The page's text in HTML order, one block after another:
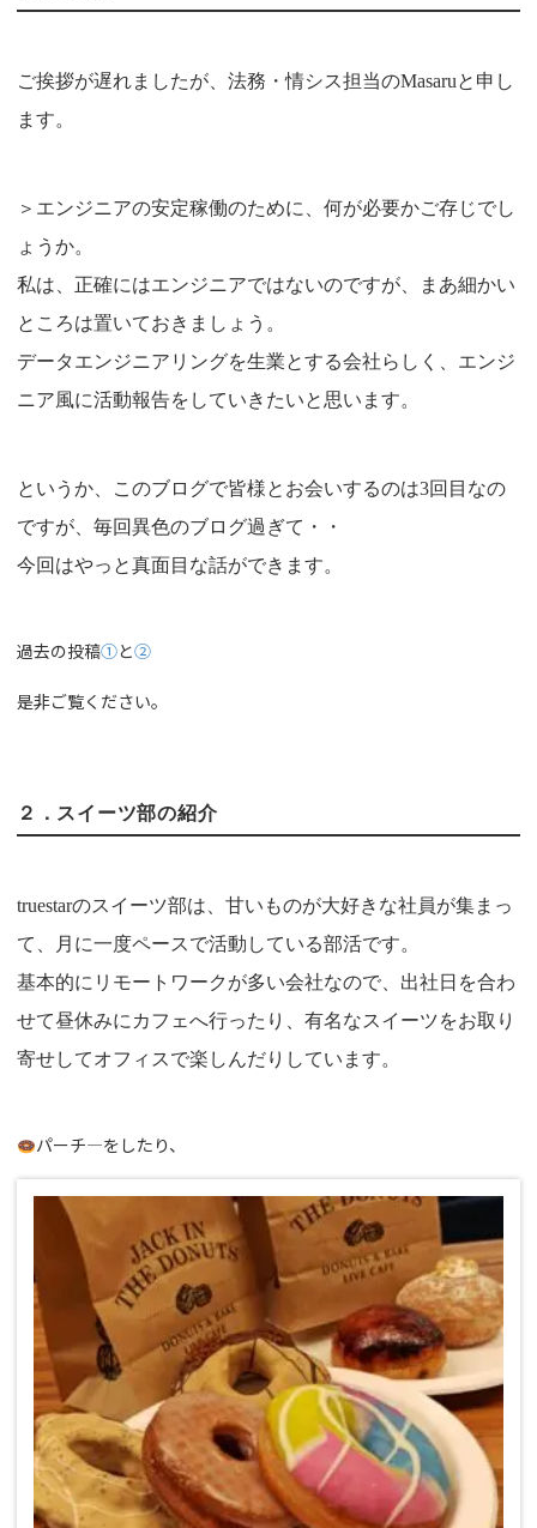
ご挨拶が遅れましたが、法務・情シス担当のMasaruと申し
ます。
＞エンジニアの安定稼働のために、何が必要かご存じでし
ょうか。
私は、正確にはエンジニアではないのですが、まあ細かい
ところは置いておきましょう。
データエンジニアリングを生業とする会社らしく、エンジ
ニア風に活動報告をしていきたいと思います。
というか、このブログで皆様とお会いするのは3回目なの
ですが、毎回異色のブログ過ぎて・・
今回はやっと真面目な話ができます。
過去の投稿①と②
是非ご覧ください。
２．スイーツ部の紹介
truestarのスイーツ部は、甘いものが大好きな社員が集まっ
て、月に一度ペースで活動している部活です。
基本的にリモートワークが多い会社なので、出社日を合わ
せて昼休みにカフェへ行ったり、有名なスイーツをお取り
寄せしてオフィスで楽しんだりしています。
パーチ―をしたり、